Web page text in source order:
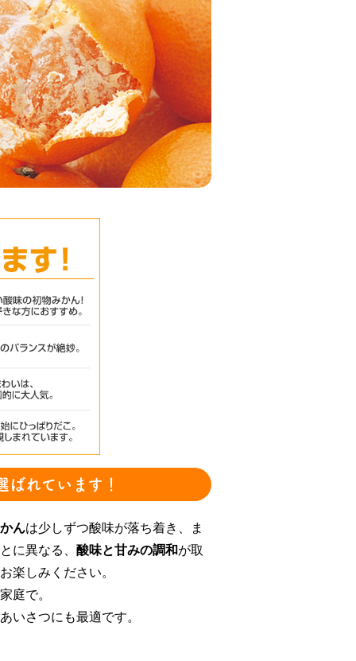
ばれています！
んは少しずつ酸味が落ち着き、ま
に異なる、 酸味と甘みの調和が取
楽しみください。
庭で。
いさつにも最適です。